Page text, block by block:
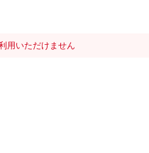
用いただけません